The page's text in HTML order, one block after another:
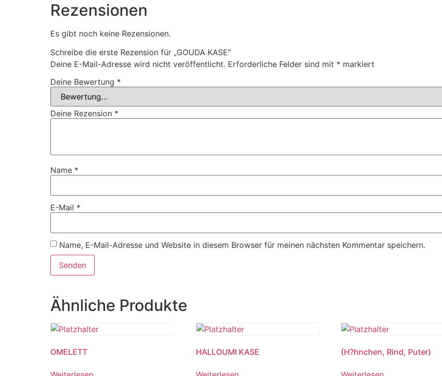
Rezensionen
Es gibt noch keine Rezensionen.
Schreibe die erste Rezension für „GOUDA KASE“
Deine E-Mail-Adresse wird nicht veröffentlicht. Erforderliche Felder sind mit * markiert
Deine Bewertung *
Deine Rezension *
Name *
E-Mail *
Name, E-Mail-Adresse und Website in diesem Browser für meinen nächsten Kommentar speichern.
Ähnliche Produkte
OMELETT HALLOUMI KASE (H?hnchen, Rind, Puter)